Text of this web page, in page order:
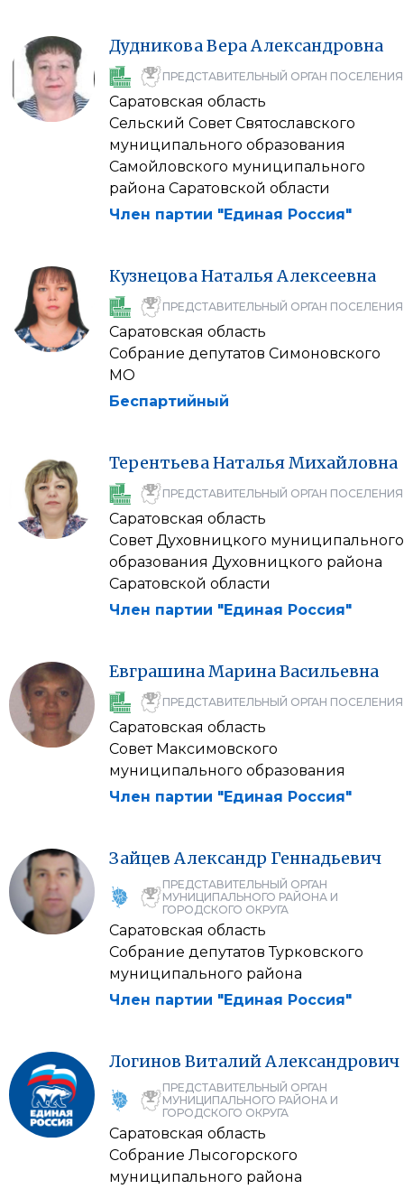
ДудниковаВераАлександровна
ПРЕДСТАВИТЕЛЬНЫЙ ОРГАН ПОСЕЛЕНИЯ
Саратовская область
Сельский Совет Святославского
муниципального образования
Самойловского муниципального
района Саратовской области
Член партии "Единая Россия"
КузнецоваНатальяАлексеевна
ПРЕДСТАВИТЕЛЬНЫЙ ОРГАН ПОСЕЛЕНИЯ
Саратовская область
Собрание депутатов Симоновского
МО
Беспартийный
ТерентьеваНатальяМихайловна
ПРЕДСТАВИТЕЛЬНЫЙ ОРГАН ПОСЕЛЕНИЯ
Саратовская область
Совет Духовницкого муниципального
образования Духовницкого района
Саратовской области
Член партии "Единая Россия"
ЕвграшинаМаринаВасильевна
ПРЕДСТАВИТЕЛЬНЫЙ ОРГАН ПОСЕЛЕНИЯ
Саратовская область
Совет Максимовского
муниципального образования
Член партии "Единая Россия"
Зайцев Александр Геннадьевич
ПРЕДСТАВИТЕЛЬНЫЙ ОРГАН
МУНИЦИПАЛЬНОГО РАЙОНА И
ГОРОДСКОГО ОКРУГА
Саратовская область
Собрание депутатов Турковского
муниципального района
Член партии "Единая Россия"
Логинов ВиталийАлександрович
ПРЕДСТАВИТЕЛЬНЫЙ ОРГАН
МУНИЦИПАЛЬНОГО РАЙОНА И
ГОРОДСКОГО ОКРУГА
Саратовская область
Собрание Лысогорского
муниципального района